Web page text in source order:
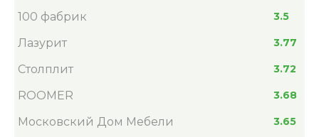
100 фабрик 3.5
Лазурит 3.77
Столплит 3.72
ROOMER 3.68
Московский Дом Мебели 3.65